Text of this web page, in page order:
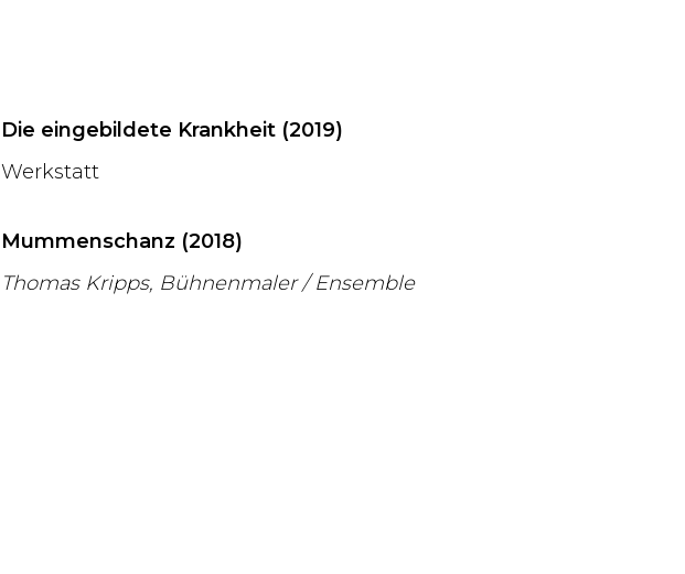
Die eingebildete Krankheit (2019)
Werkstatt
Mummenschanz (2018)
Thomas Kripps, Bühnenmaler / Ensemble